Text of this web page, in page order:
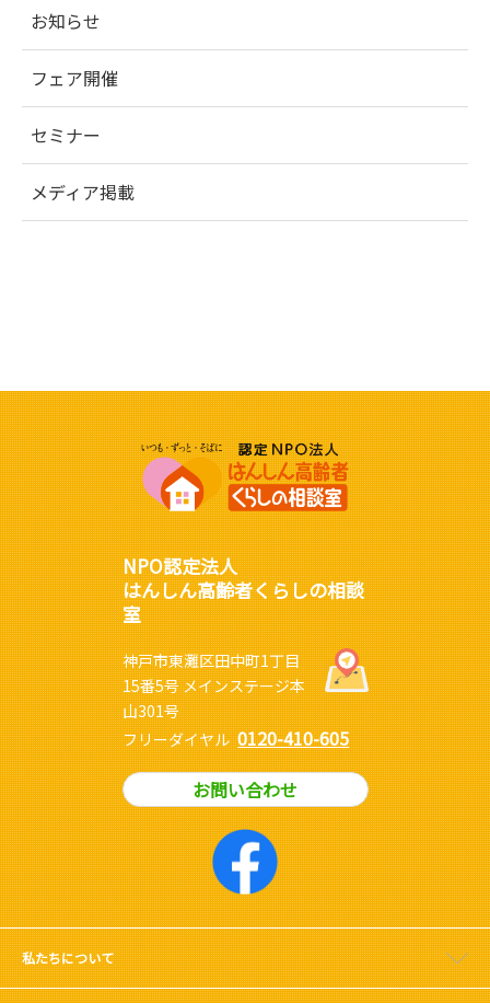
お知らせ
フェア開催
セミナー
メディア掲載
NPO認定法人
はんしん高齢者くらしの相談
室
神戸市東灘区田中町1丁目
15番5号 メインステージ本
山301号
フリーダイヤル 0120-410-605
お問い合わせ
私たちについて